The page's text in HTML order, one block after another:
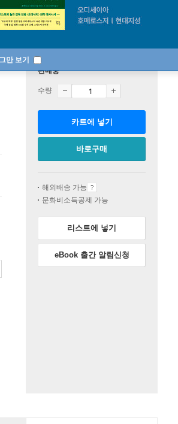
만 보기
판매중
수량
카트에 넣기
바로구매
해외배송 가능
문화비소득공제 가능
리스트에 넣기
eBook 출간 알림신청